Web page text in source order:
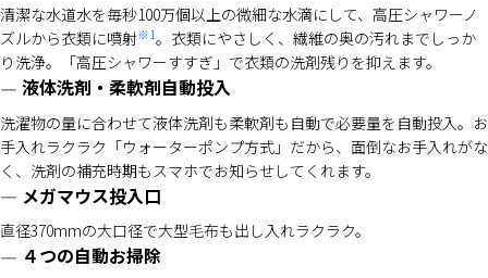
清潔な水道水を毎秒100万個以上の微細な水滴にして、高圧シャワーノ
ズルから衣類に噴射※1。衣類にやさしく、繊維の奥の汚れまでしっか
り洗浄。「高圧シャワーすすぎ」で衣類の洗剤残りを抑えます。
液体洗剤・柔軟剤自動投入
洗濯物の量に合わせて液体洗剤も柔軟剤も自動で必要量を自動投入。お
手入れラクラク「ウォーターポンプ方式」だから、面倒なお手入れがな
く、洗剤の補充時期もスマホでお知らせしてくれます。
メガマウス投入口
直径370mmの大口径で大型毛布も出し入れラクラク。
４つの自動お掃除